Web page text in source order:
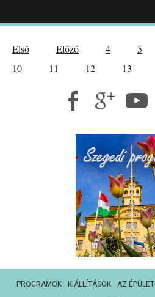
Első Előző 4 5
10 11 12 13
PROGRAMOK KIÁLLÍTÁSOK AZ ÉPÜLET